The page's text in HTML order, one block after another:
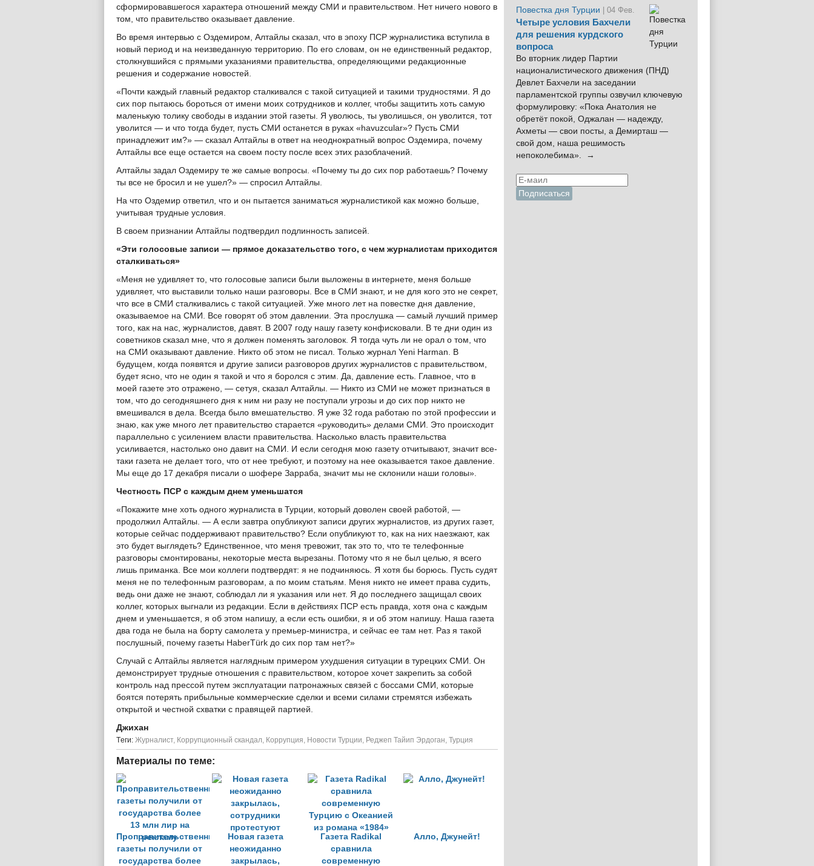
сформировавшегося характера отношений между СМИ и правительством. Нет ничего нового в
том, что правительство оказывает давление.
Во время интервью с Оздемиром, Алтайлы сказал, что в эпоху ПСР журналистика вступила в
новый период и на неизведанную территорию. По его словам, он не единственный редактор,
столкнувшийся с прямыми указаниями правительства, определяющими редакционные
решения и содержание новостей.
«Почти каждый главный редактор сталкивался с такой ситуацией и такими трудностями. Я до
сих пор пытаюсь бороться от имени моих сотрудников и коллег, чтобы защитить хоть самую
маленькую толику свободы в издании этой газеты. Я уволюсь, ты уволишься, он уволится, тот
уволится — и что тогда будет, пусть СМИ останется в руках «havuzcular»? Пусть СМИ
принадлежит им?» — сказал Алтайлы в ответ на неоднократный вопрос Оздемира, почему
Алтайлы все еще остается на своем посту после всех этих разоблачений.
Алтайлы задал Оздемиру те же самые вопросы. «Почему ты до сих пор работаешь? Почему
ты все не бросил и не ушел?» — спросил Алтайлы.
На что Оздемир ответил, что и он пытается заниматься журналистикой как можно больше,
учитывая трудные условия.
В своем признании Алтайлы подтвердил подлинность записей.
«Эти голосовые записи — прямое доказательство того, с чем журналистам приходится
сталкиваться»
«Меня не удивляет то, что голосовые записи были выложены в интернете, меня больше
удивляет, что выставили только наши разговоры. Все в СМИ знают, и не для кого это не секрет,
что все в СМИ сталкивались с такой ситуацией. Уже много лет на повестке дня давление,
оказываемое на СМИ. Все говорят об этом давлении. Эта прослушка — самый лучший пример
того, как на нас, журналистов, давят. В 2007 году нашу газету конфисковали. В те дни один из
советников сказал мне, что я должен поменять заголовок. Я тогда чуть ли не орал о том, что
на СМИ оказывают давление. Никто об этом не писал. Только журнал Yeni Harman. В
будущем, когда появятся и другие записи разговоров других журналистов с правительством,
будет ясно, что не один я такой и что я боролся с этим. Да, давление есть. Главное, что в
моей газете это отражено, — сетуя, сказал Алтайлы. — Никто из СМИ не может признаться в
том, что до сегодняшнего дня к ним ни разу не поступали угрозы и до сих пор никто не
вмешивался в дела. Всегда было вмешательство. Я уже 32 года работаю по этой профессии и
знаю, как уже много лет правительство старается «руководить» делами СМИ. Это происходит
параллельно с усилением власти правительства. Насколько власть правительства
усиливается, настолько оно давит на СМИ. И если сегодня мою газету отчитывают, значит все-
таки газета не делает того, что от нее требуют, и поэтому на нее оказывается такое давление.
Мы еще до 17 декабря писали о шофере Зарраба, значит мы не склонили наши головы».
Честность ПСР с каждым днем уменьшатся
«Покажите мне хоть одного журналиста в Турции, который доволен своей работой, —
продолжил Алтайлы. — А если завтра опубликуют записи других журналистов, из других газет,
которые сейчас поддерживают правительство? Если опубликуют то, как на них наезжают, как
это будет выглядеть? Единственное, что меня тревожит, так это то, что те телефонные
разговоры смонтированы, некоторые места вырезаны. Потому что я не был целью, я всего
лишь приманка. Все мои коллеги подтвердят: я не подчиняюсь. Я хотя бы борюсь. Пусть судят
меня не по телефонным разговорам, а по моим статьям. Меня никто не имеет права судить,
ведь они даже не знают, соблюдал ли я указания или нет. Я до последнего защищал своих
коллег, которых выгнали из редакции. Если в действиях ПСР есть правда, хотя она с каждым
днем и уменьшается, я об этом напишу, а если есть ошибки, я и об этом напишу. Наша газета
два года не была на борту самолета у премьер-министра, и сейчас ее там нет. Раз я такой
послушный, почему газеты HaberTürk до сих пор там нет?»
Случай с Алтайлы является наглядным примером ухудшения ситуации в турецких СМИ. Он
демонстрирует трудные отношения с правительством, которое хочет закрепить за собой
контроль над прессой путем эксплуатации патронажных связей с боссами СМИ, которые
боятся потерять прибыльные коммерческие сделки и всеми силами стремятся избежать
открытой и честной схватки с правящей партией.
Джихан
Tеги: Журналист, Коррупционный скандал, Коррупция, Новости Турции, Реджеп Тайип Эрдоган, Турция
Материалы по теме:
Проправительственные
газеты получили от
государства более
Новая газета
неожиданно
закрылась,
Газета Radikal
сравнила
современную
Алло, Джунейт!
Повестка дня Турции
| 04 Фев.
Четыре условия Бахчели
для решения курдского
вопроса
Во вторник лидер Партии
националистического движения (ПНД)
Девлет Бахчели на заседании
парламентской группы озвучил ключевую
формулировку: «Пока Анатолия не
обретёт покой, Оджалан — надежду,
Ахметы — свои посты, а Демирташ —
свой дом, наша решимость
непоколебима». →